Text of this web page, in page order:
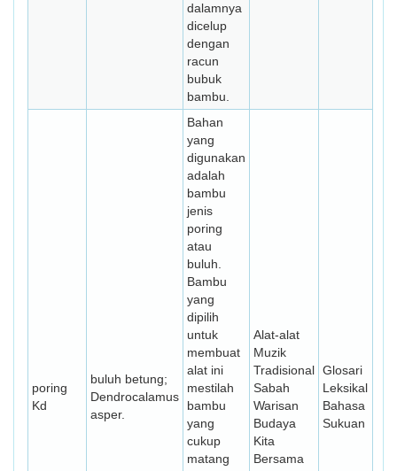
dalamnya
dicelup
dengan
racun
bubuk
bambu.
poring
Kd
buluh betung;
Dendrocalamus
asper.
Bahan
yang
digunakan
adalah
bambu
jenis
poring
atau
buluh.
Bambu
yang
dipilih
untuk
membuat
alat ini
mestilah
bambu
yang
cukup
matang
Alat-alat
Muzik
Tradisional
Sabah
Warisan
Budaya
Kita
Bersama
Glosari
Leksikal
Bahasa
Sukuan